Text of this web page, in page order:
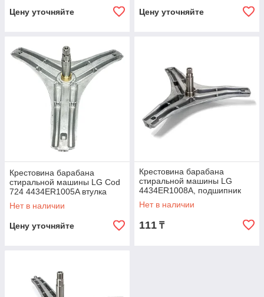
Цену уточняйте Цену уточняйте
Крестовина барабана
стиральной машины LG Cod
724 4434ER1005A втулка
37мм H116мм подшипник
205/206 сальник
Нет в наличии
Цену уточняйте
Крестовина барабана
стиральной машины LG
4434ER1008A, подшипник
305/306, втулка 37х18, вал
116,4мм
Нет в наличии
111 ₸